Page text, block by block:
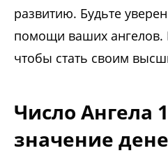
развитию. Будьте
помощи ваших ангелов.
чтобы стать своим
Число Ангела
значение